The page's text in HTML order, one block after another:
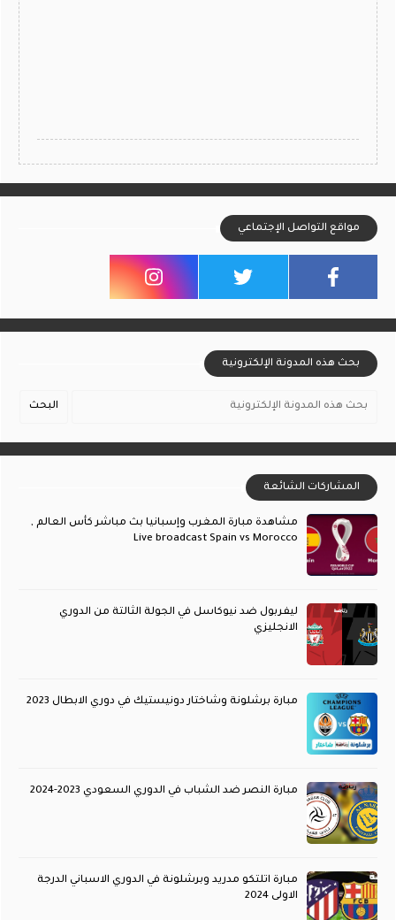
مواقع التواصل الإجتماعي
بحث هذه المدونة الإلكترونية
المشاركات الشائعة
مشاهدة مبارة المغرب وإسبانيا بث مباشر كأس العالم ,
Live broadcast Spain vs Morocco
ليفربول ضد نيوكاسل في الجولة الثالتة من الدوري
الانجليزي
مبارة برشلونة وشاختار دونيستيك في دوري الابطال 2023
مبارة النصر ضد الشباب في الدوري السعودي 2023-2024
مبارة اتلتكو مدريد وبرشلونة في الدوري الاسباني الدرجة
الاولى 2024